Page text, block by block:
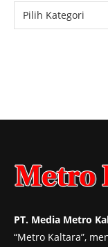
PT. Media Metro
“Metro Kaltara”,